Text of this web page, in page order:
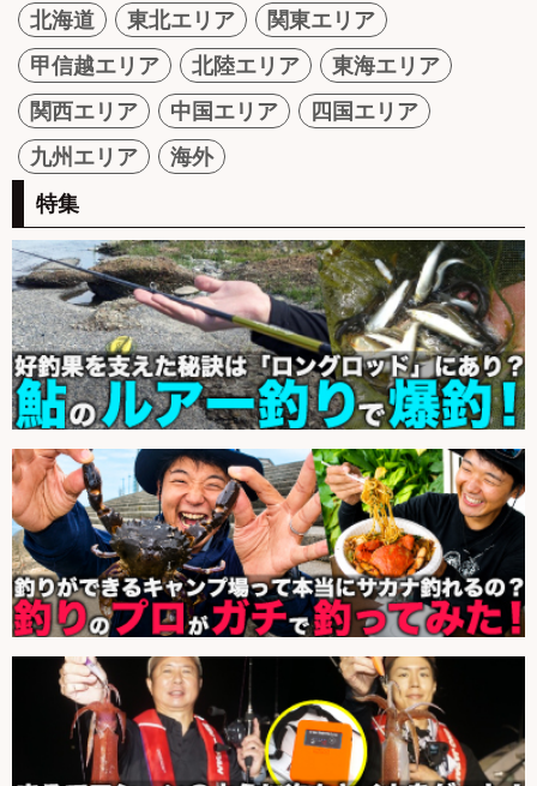
北海道 東北エリア
関東エリア
甲信越エリア
北陸エリア
東海エリア
関西エリア
中国エリア
四国エリア
九州エリア
海外
特集